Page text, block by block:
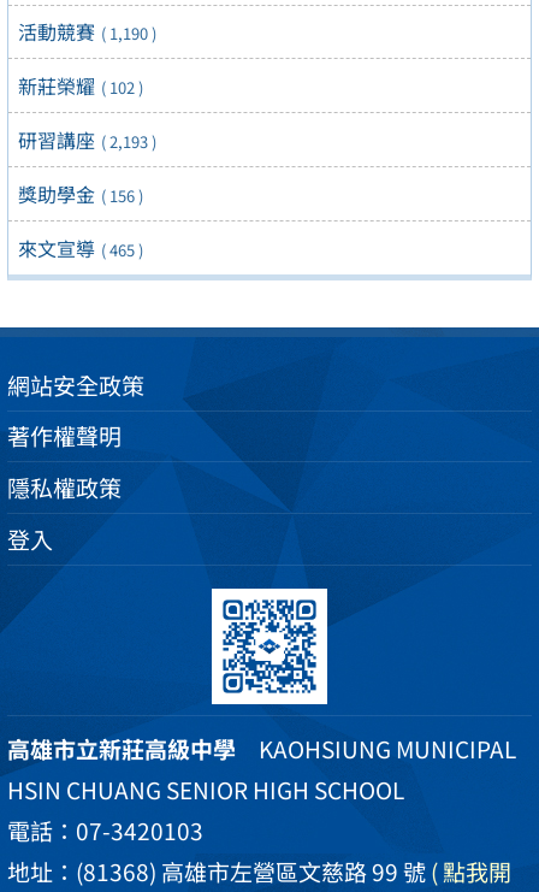
活動競賽 ( 1,190 )
新莊榮耀 ( 102 )
研習講座 ( 2,193 )
獎助學金 ( 156 )
來文宣導 ( 465 )
網站安全政策
著作權聲明
隱私權政策
登入
高雄市立新莊高級中學 KAOHSIUNG MUNICIPAL
HSIN CHUANG SENIOR HIGH SCHOOL
電話：07-3420103
地址：(81368) 高雄市左營區文慈路 99 號( 點我開